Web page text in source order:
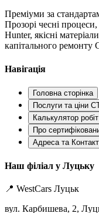
Преміуми за
Прозорі чесні
Hunter, якісні
капітального ремонту
Навігація
Головна сторінка
Послуги та ціни
Калькулятор
Про
Адреса та
Наш філіал у Луцьку
📍 WestCars Луцьк
вул. Карбишева, 2,